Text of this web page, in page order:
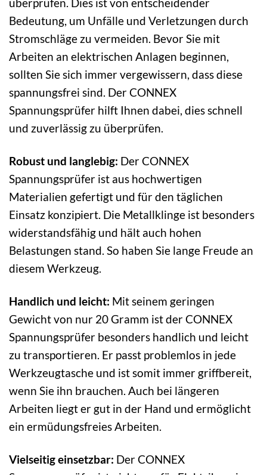
Bedeutung, um Unfälle und Verletzungen durch
Stromschläge zu vermeiden. Bevor Sie mit
Arbeiten an elektrischen Anlagen beginnen,
sollten Sie sich immer vergewissern, dass diese
spannungsfrei sind. Der CONNEX
Spannungsprüfer hilft Ihnen dabei, dies schnell
und zuverlässig zu überprüfen.
Robust und langlebig: Der CONNEX
Spannungsprüfer ist aus hochwertigen
Materialien gefertigt und für den täglichen
Einsatz konzipiert. Die Metallklinge ist besonders
widerstandsfähig und hält auch hohen
Belastungen stand. So haben Sie lange Freude an
diesem Werkzeug.
Handlich und leicht: Mit seinem geringen
Gewicht von nur 20 Gramm ist der CONNEX
Spannungsprüfer besonders handlich und leicht
zu transportieren. Er passt problemlos in jede
Werkzeugtasche und ist somit immer griffbereit,
wenn Sie ihn brauchen. Auch bei längeren
Arbeiten liegt er gut in der Hand und ermöglicht
ein ermüdungsfreies Arbeiten.
Vielseitig einsetzbar: Der CONNEX